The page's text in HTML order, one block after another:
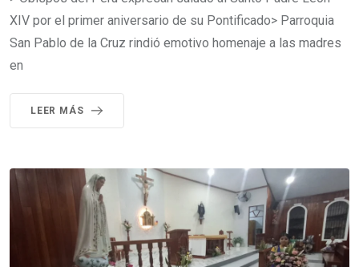
XIV por el primer aniversario de su Pontificado> Parroquia
San Pablo de la Cruz rindió emotivo homenaje a las madres
en
LEER MÁS